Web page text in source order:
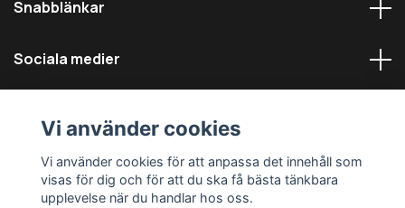
Snabblänkar
Sociala medier
© 2026 Däckmästarna - Alla rättigheter reserverade
Vi använder cookies
Vi använder cookies för att anpassa det innehåll som
visas för dig och för att du ska få bästa tänkbara
upplevelse när du handlar hos oss.